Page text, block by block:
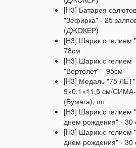
[H3] Батарея
"Зефирка" - 25
(ДЖОКЕР)
[H3] Шарик с гелием
78см
[H3] Шарик с гелием
"Вертолет" - 95см
[H3] Медаль "75 ЛЕТ"
9×0,1×11,5 см/
(Бумага), шт
[H3] Шарик с гелием
днем рождения" - 30
[H3] Шарик с гелием
днем рождения" - 30